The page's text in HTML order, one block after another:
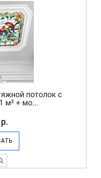
потолок с
м² + мо...